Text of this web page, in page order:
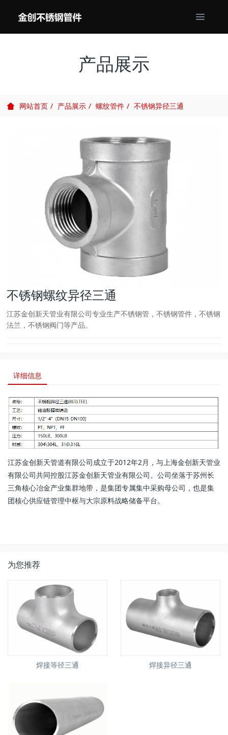
产品展示
网站首页 产品展示 螺纹管件 不锈钢异径三通
不锈钢螺纹异径三通
江苏金创新天管业有限公司专业生产不锈钢管，不锈钢管件，不锈钢
法兰，不锈钢阀门等产品。
详细信息
江苏金创新天管道有限公司成立于2012年2月，与上海金创新天管业
有限公司共同控股江苏金创新天管业有限公司。公司坐落于苏州长
三角核心冶金产业集群地带，是集团专属集中采购母公司，也是集
团核心供应链管理中枢与大宗原料战略储备平台。
为您推荐
焊接等径三通 焊接异径三通